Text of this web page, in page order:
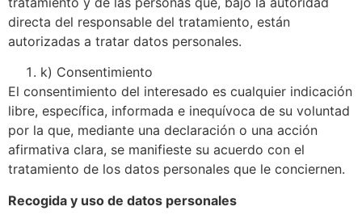
directa del responsable del tratamiento, están
autorizadas a tratar datos personales.
k) Consentimiento
El consentimiento del interesado es cualquier indicación
libre, específica, informada e inequívoca de su voluntad
por la que, mediante una declaración o una acción
afirmativa clara, se manifieste su acuerdo con el
tratamiento de los datos personales que le conciernen.
Recogida y uso de datos personales